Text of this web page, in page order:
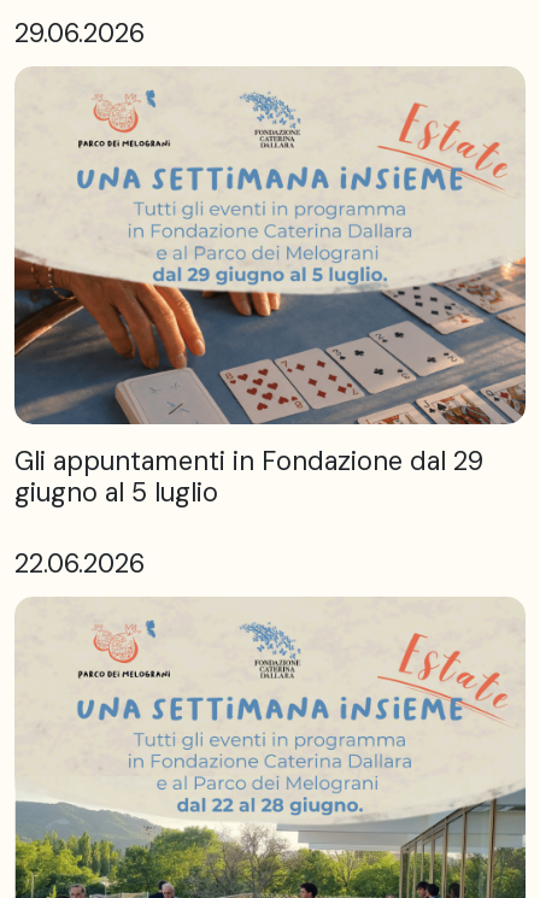
29.06.2026
Gli appuntamenti in Fondazione dal 29
giugno al 5 luglio
22.06.2026